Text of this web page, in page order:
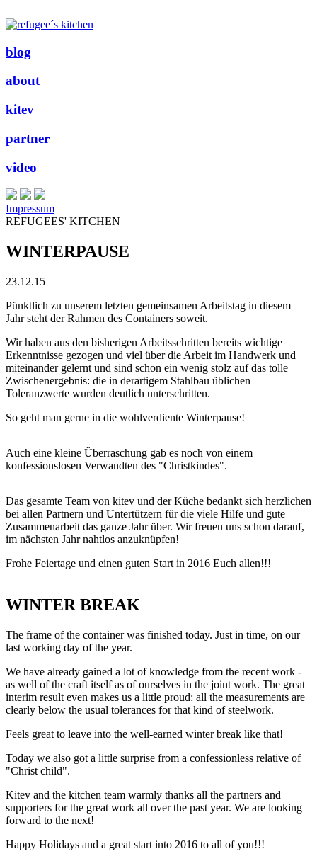
blog
about
kitev
partner
video
Impressum
REFUGEES' KITCHEN
WINTERPAUSE
23.12.15
Pünktlich zu unserem letzten gemeinsamen Arbeitstag in diesem
Jahr steht der Rahmen des Containers soweit.
Wir haben aus den bisherigen Arbeitsschritten bereits wichtige
Erkenntnisse gezogen und viel über die Arbeit im Handwerk und
miteinander gelernt und sind schon ein wenig stolz auf das tolle
Zwischenergebnis: die in derartigem Stahlbau üblichen
Toleranzwerte wurden deutlich unterschritten.
So geht man gerne in die wohlverdiente Winterpause!
Auch eine kleine Überraschung gab es noch von einem
konfessionslosen Verwandten des "Christkindes".
Das gesamte Team von kitev und der Küche bedankt sich herzlichen
bei allen Partnern und Untertützern für die viele Hilfe und gute
Zusammenarbeit das ganze Jahr über. Wir freuen uns schon darauf,
im nächsten Jahr nahtlos anzuknüpfen!
Frohe Feiertage und einen guten Start in 2016 Euch allen!!!
WINTER BREAK
The frame of the container was finished today. Just in time, on our
last working day of the year.
We have already gained a lot of knowledge from the recent work -
as well of the craft itself as of ourselves in the joint work. The great
interim result even makes us a little proud: all the measurements are
clearly below the usual tolerances for that kind of steelwork.
Feels great to leave into the well-earned winter break like that!
Today we also got a little surprise from a confessionless relative of
"Christ child".
Kitev and the kitchen team warmly thanks all the partners and
supporters for the great work all over the past year. We are looking
forward to the next!
Happy Holidays and a great start into 2016 to all of you!!!